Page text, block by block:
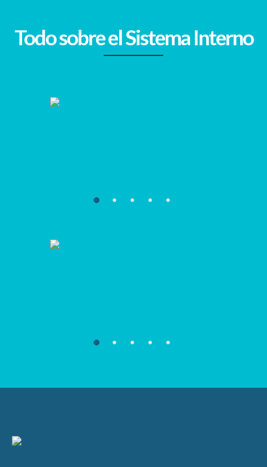
Todo sobre el Sistema Interno